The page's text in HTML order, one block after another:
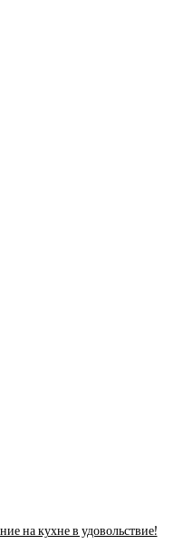
на кухне в удовольствие!